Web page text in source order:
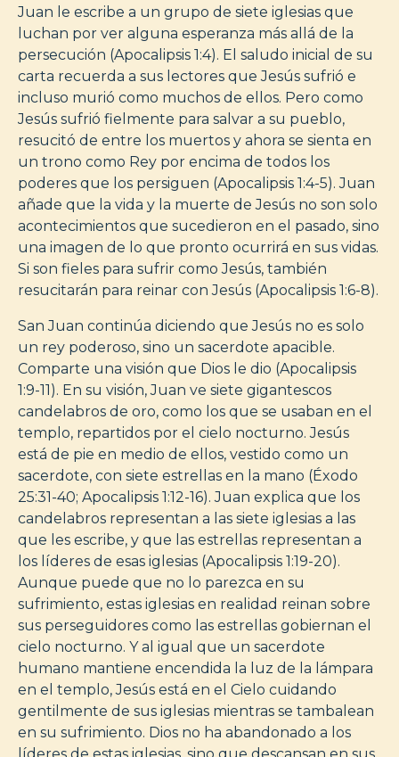
Juan le escribe a un grupo de siete iglesias que
luchan por ver alguna esperanza más allá de la
persecución (Apocalipsis 1:4). El saludo inicial de su
carta recuerda a sus lectores que Jesús sufrió e
incluso murió como muchos de ellos. Pero como
Jesús sufrió fielmente para salvar a su pueblo,
resucitó de entre los muertos y ahora se sienta en
un trono como Rey por encima de todos los
poderes que los persiguen (Apocalipsis 1:4-5). Juan
añade que la vida y la muerte de Jesús no son solo
acontecimientos que sucedieron en el pasado, sino
una imagen de lo que pronto ocurrirá en sus vidas.
Si son fieles para sufrir como Jesús, también
resucitarán para reinar con Jesús (Apocalipsis 1:6-8).
San Juan continúa diciendo que Jesús no es solo
un rey poderoso, sino un sacerdote apacible.
Comparte una visión que Dios le dio (Apocalipsis
1:9-11). En su visión, Juan ve siete gigantescos
candelabros de oro, como los que se usaban en el
templo, repartidos por el cielo nocturno. Jesús
está de pie en medio de ellos, vestido como un
sacerdote, con siete estrellas en la mano (Éxodo
25:31-40; Apocalipsis 1:12-16). Juan explica que los
candelabros representan a las siete iglesias a las
que les escribe, y que las estrellas representan a
los líderes de esas iglesias (Apocalipsis 1:19-20).
Aunque puede que no lo parezca en su
sufrimiento, estas iglesias en realidad reinan sobre
sus perseguidores como las estrellas gobiernan el
cielo nocturno. Y al igual que un sacerdote
humano mantiene encendida la luz de la lámpara
en el templo, Jesús está en el Cielo cuidando
gentilmente de sus iglesias mientras se tambalean
en su sufrimiento. Dios no ha abandonado a los